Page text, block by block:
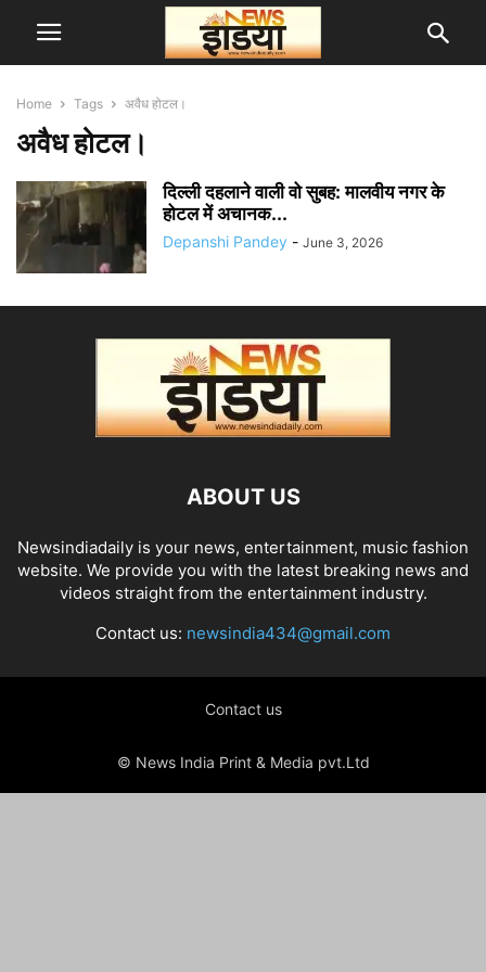
Home Tags अवैध होटल।
अवैध होटल।
दिल्ली दहलाने वाली वो सुबह: मालवीय नगर के
होटल में अचानक...
Depanshi Pandey - June 3, 2026
ABOUT US
Newsindiadaily is your news, entertainment, music fashion
website. We provide you with the latest breaking news and
videos straight from the entertainment industry.
Contact us: newsindia434@gmail.com
Contact us
© News India Print & Media pvt.Ltd